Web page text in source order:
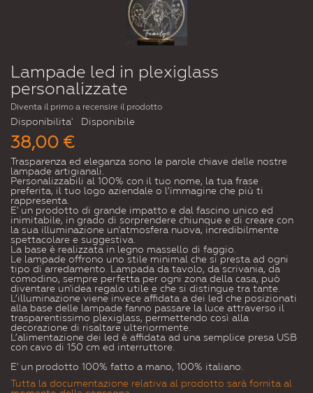
Lampade led in plexiglass
personalizzate
Diventa il primo a recensire il prodotto
Disponibilita' Disponibile
38,00 €
Trasparenza ed eleganza sono le parole chiave delle nostre
lampade artigianali.
Personalizzabili al 100% con il tuo nome, la tua frase
preferita, il tuo logo aziendale o l’immagine che più ti
rappresenta.
E' un prodotto di grande impatto e dal fascino unico ed
inimitabile, in grado di sorprendere chiunque e di creare con
la sua illuminazione un'atmosfera nuova, incredibilmente
spettacolare e suggestiva.
La base è realizzata in legno massello di faggio.
Le lampade offrono uno stile minimal che si presta ad ogni
tipo di arredamento. Lampada da tavolo, da scrivania, da
comodino, sempre perfetta per ogni zona della casa, può
diventare un'idea regalo utile e che si distingue tra tante.
L’illuminazione viene invece affidata a dei led che posizionati
alla base delle lampade fanno passare la luce attraverso il
trasparentissimo plexiglass, permettendo così alla
decorazione di risaltare ulteriormente.
L’alimentazione dei led è affidata ad una semplice presa USB
con cavo di 150 cm ed interruttore.
E' un prodotto 100% fatto a mano, 100% italiano.
Tutta la documentazione relativa al prodotto sarà fornita al